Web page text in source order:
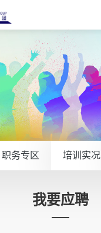
职务专区 培训实况
我要应聘